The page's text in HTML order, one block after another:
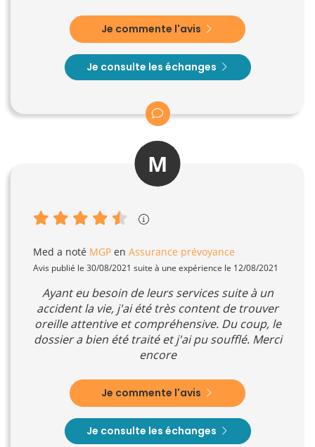
Je commente l'avis
Je consulte les échanges
M
Med a noté MGP en Assurance prévoyance
Avis publié le 30/08/2021 suite à une expérience le 12/08/2021
Ayant eu besoin de leurs services suite à un
accident la vie, j'ai été très content de trouver
oreille attentive et compréhensive. Du coup, le
dossier a bien été traité et j'ai pu soufflé. Merci
encore
Je commente l'avis
Je consulte les échanges